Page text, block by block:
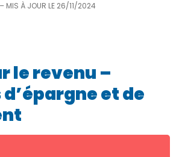
– MIS À JOUR LE 26/11/2024
le revenu –
et de